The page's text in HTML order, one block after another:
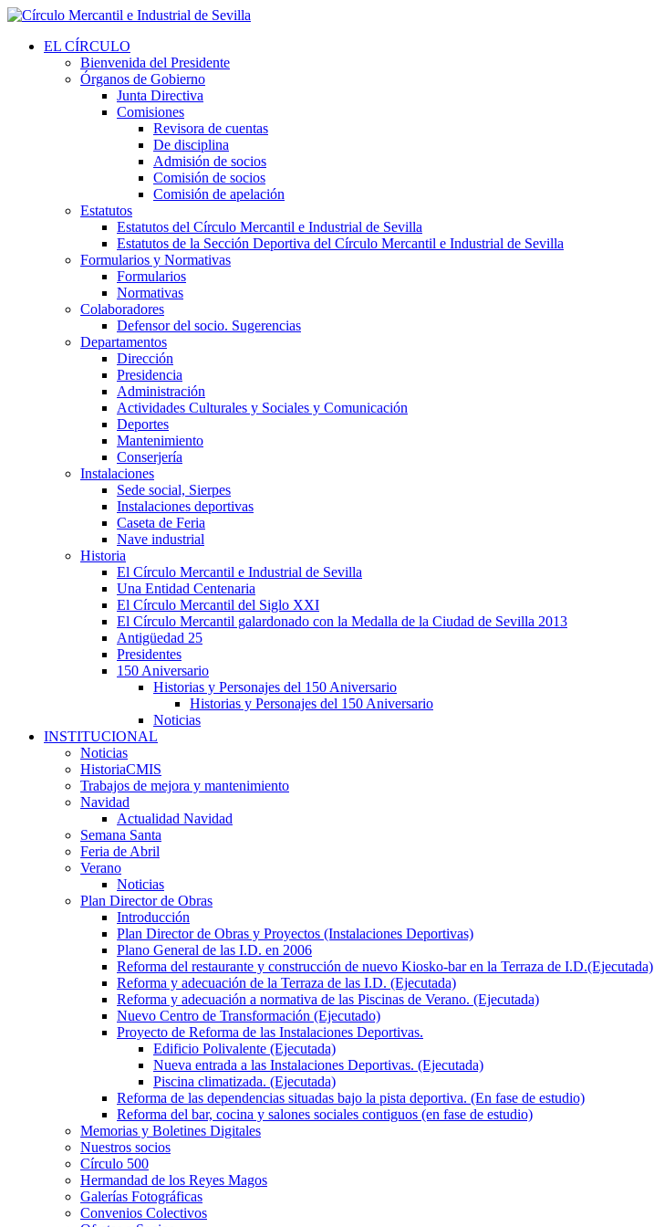
EL CÍRCULO
Bienvenida del Presidente
Órganos de Gobierno
Junta Directiva
Comisiones
Revisora de cuentas
De disciplina
Admisión de socios
Comisión de socios
Comisión de apelación
Estatutos
Estatutos del Círculo Mercantil e Industrial de Sevilla
Estatutos de la Sección Deportiva del Círculo Mercantil e Industrial de Sevilla
Formularios y Normativas
Formularios
Normativas
Colaboradores
Defensor del socio. Sugerencias
Departamentos
Dirección
Presidencia
Administración
Actividades Culturales y Sociales y Comunicación
Deportes
Mantenimiento
Conserjería
Instalaciones
Sede social, Sierpes
Instalaciones deportivas
Caseta de Feria
Nave industrial
Historia
El Círculo Mercantil e Industrial de Sevilla
Una Entidad Centenaria
El Círculo Mercantil del Siglo XXI
El Círculo Mercantil galardonado con la Medalla de la Ciudad de Sevilla 2013
Antigüedad 25
Presidentes
150 Aniversario
Historias y Personajes del 150 Aniversario
Historias y Personajes del 150 Aniversario
Noticias
INSTITUCIONAL
Noticias
HistoriaCMIS
Trabajos de mejora y mantenimiento
Navidad
Actualidad Navidad
Semana Santa
Feria de Abril
Verano
Noticias
Plan Director de Obras
Introducción
Plan Director de Obras y Proyectos (Instalaciones Deportivas)
Plano General de las I.D. en 2006
Reforma del restaurante y construcción de nuevo Kiosko-bar en la Terraza de I.D.(Ejecutada)
Reforma y adecuación de la Terraza de las I.D. (Ejecutada)
Reforma y adecuación a normativa de las Piscinas de Verano. (Ejecutada)
Nuevo Centro de Transformación (Ejecutado)
Proyecto de Reforma de las Instalaciones Deportivas.
Edificio Polivalente (Ejecutada)
Nueva entrada a las Instalaciones Deportivas. (Ejecutada)
Piscina climatizada. (Ejecutada)
Reforma de las dependencias situadas bajo la pista deportiva. (En fase de estudio)
Reforma del bar, cocina y salones sociales contiguos (en fase de estudio)
Memorias y Boletines Digitales
Nuestros socios
Círculo 500
Hermandad de los Reyes Magos
Galerías Fotográficas
Convenios Colectivos